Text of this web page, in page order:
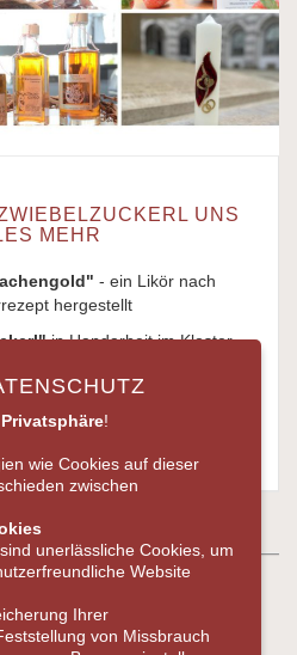
UNS
MEHR
- ein Likör nach
hergestellt
in Handarbeit im Kloster
Privatsphäre!
wie Cookies auf dieser
zwischen
unerlässliche Cookies, um
Website
Ihrer
von Missbrauch